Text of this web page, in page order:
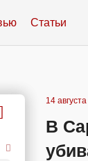
Статьи
14
В